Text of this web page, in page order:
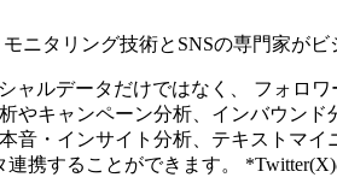
ニタリング技術とSNSの専門家がビ
ャルデータだけではなく、 フォ
やキャンペーン分析、インバウン
音・インサイト分析、テキストマ
携することができます。